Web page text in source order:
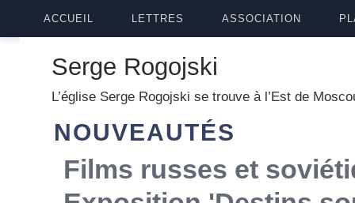
ACCUEIL LETTRES ASSOCIATION
Serge Rogojski
L’église Serge Rogojski se trouve à l’Est de
NOUVEAUTÉS
Films russes et